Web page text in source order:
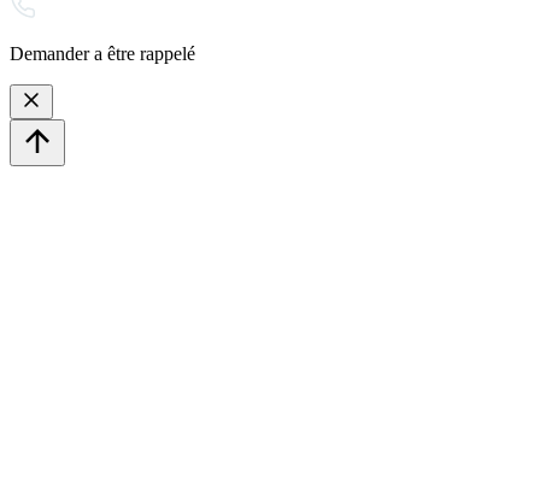
Demander a être rappelé